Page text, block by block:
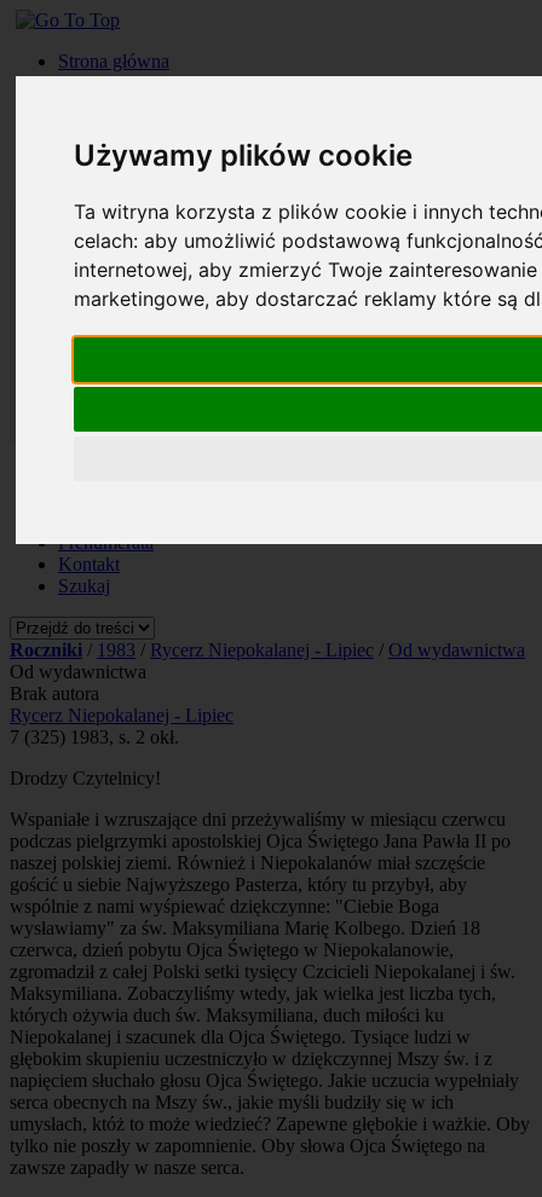
Używamy plików cookie
Ta witryna korzysta z plików cookie i innych
celach:aby umożliwić podstawową
internetowej,aby zmierzyć Twoje
marketingowe,aby dostarczać reklamy które są
Strona główna
Roczniki
Kontakt
Szukaj
Prenumerata
Kontakt
Szukaj
Roczniki / 1983 / Rycerz Niepokalanej - Lipiec / Od wydawnictwa
Od wydawnictwa
Brak autora
Rycerz Niepokalanej - Lipiec
7 (325) 1983, s. 2 okł.
Drodzy Czytelnicy!
Wspaniałe i wzruszające dni przeżywaliśmy w miesiącu czerwcu
podczas pielgrzymki apostolskiej Ojca Świętego Jana Pawła II po
naszej polskiej ziemi. Również i Niepokalanów miał szczęście
gościć u siebie Najwyższego Pasterza, który tu przybył, aby
wspólnie z nami wyśpiewać dziękczynne: "Ciebie Boga
wysławiamy" za św. Maksymiliana Marię Kolbego. Dzień 18
czerwca, dzień pobytu Ojca Świętego w Niepokalanowie,
zgromadził z całej Polski setki tysięcy Czcicieli Niepokalanej i św.
Maksymiliana. Zobaczyliśmy wtedy, jak wielka jest liczba tych,
których ożywia duch św. Maksymiliana, duch miłości ku
Niepokalanej i szacunek dla Ojca Świętego. Tysiące ludzi w
głębokim skupieniu uczestniczyło w dziękczynnej Mszy św. i z
napięciem słuchało głosu Ojca Świętego. Jakie uczucia wypełniały
serca obecnych na Mszy św., jakie myśli budziły się w ich
umysłach, któż to może wiedzieć? Zapewne głębokie i ważkie. Oby
tylko nie poszły w zapomnienie. Oby słowa Ojca Świętego na
zawsze zapadły w nasze serca.